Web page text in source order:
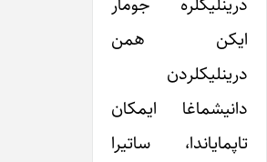
ایکن همن
درینلیکلردن
دانیشماغا ایمکان
تاپمایاندا، ساتیرا